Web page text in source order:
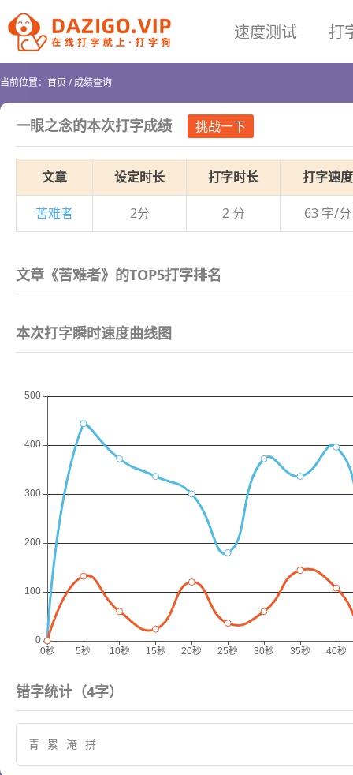
速度测试 打
当前位置： 首页/成绩查询
一眼之念的本次打字成绩 挑战一下
文章 设定时长 打字时长 打字速度
苦难者 2分 2 分 63 字/分
文章《苦难者》的TOP5打字排名
本次打字瞬时速度曲线图
错字统计（4字）
青 累 淹 拼